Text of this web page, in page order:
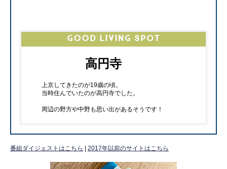
高円寺
上京してきたのが19歳の頃。
当時住んでいたのが高円寺でした。
周辺の野方や中野も思い出があるそうです！
番組ダイジェストはこちら | 2017年以前のサイトはこちら